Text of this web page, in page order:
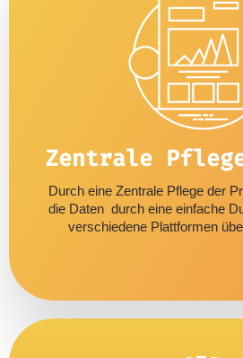
Zentrale
Durch eine Zentrale Pflege der
die Daten durch eine einfache
verschiedene Plattformen